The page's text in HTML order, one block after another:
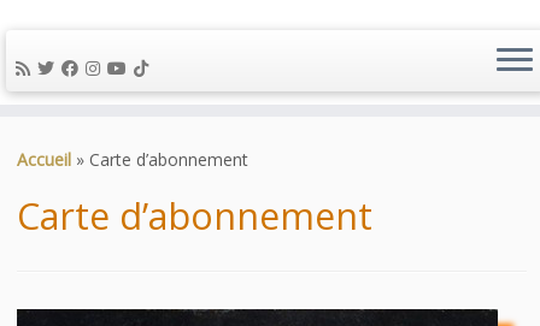
auAccueil » Carte d’abonnement
Carte d’abonnement